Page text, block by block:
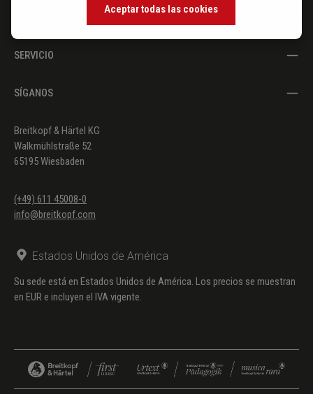
SERVICIO
SÍGANOS
Breitkopf & Härtel KG
Walkmühlstraße 52
65195 Wiesbaden
(+49) 611 45008-0
info@breitkopf.com
Estados Unidos de América
Su sede está en Estados Unidos de América. Los precios se muestran
en EUR e incluyen el IVA vigente.
Aceptar todas las cookies